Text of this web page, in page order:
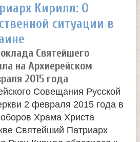
Кирилл: О
ситуации в
Святейшего
на Архиерейском
2015 года
Совещания Русской
2 февраля 2015 года в
Храма Христа
Святейший Патриарх